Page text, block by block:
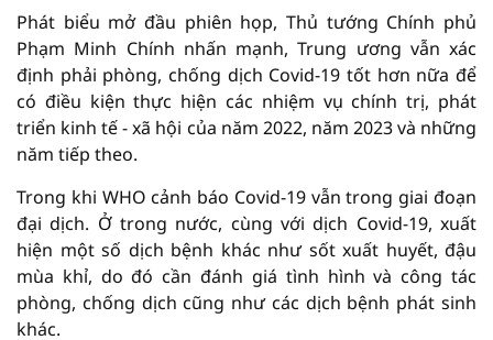
Phát biểu mở đầu phiên họp, Thủ tướng Chính phủ
Phạm Minh Chính nhấn mạnh, Trung ương vẫn xác
định phải phòng, chống dịch Covid-19 tốt hơn nữa để
có điều kiện thực hiện các nhiệm vụ chính trị, phát
triển kinh tế - xã hội của năm 2022, năm 2023 và những
năm tiếp theo.
Trong khi WHO cảnh báo Covid-19 vẫn trong giai đoạn
đại dịch. Ở trong nước, cùng với dịch Covid-19, xuất
hiện một số dịch bệnh khác như sốt xuất huyết, đậu
mùa khỉ, do đó cần đánh giá tình hình và công tác
phòng, chống dịch cũng như các dịch bệnh phát sinh
khác.